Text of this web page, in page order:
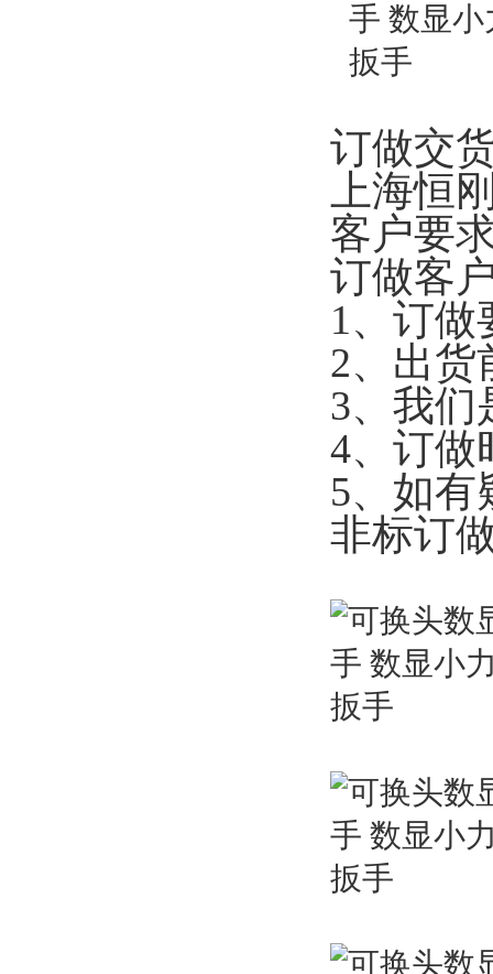
订做交
上海恒
客户要
订做客
1、订做
2、出货
3、我们
4、订做
5、如有
非标订